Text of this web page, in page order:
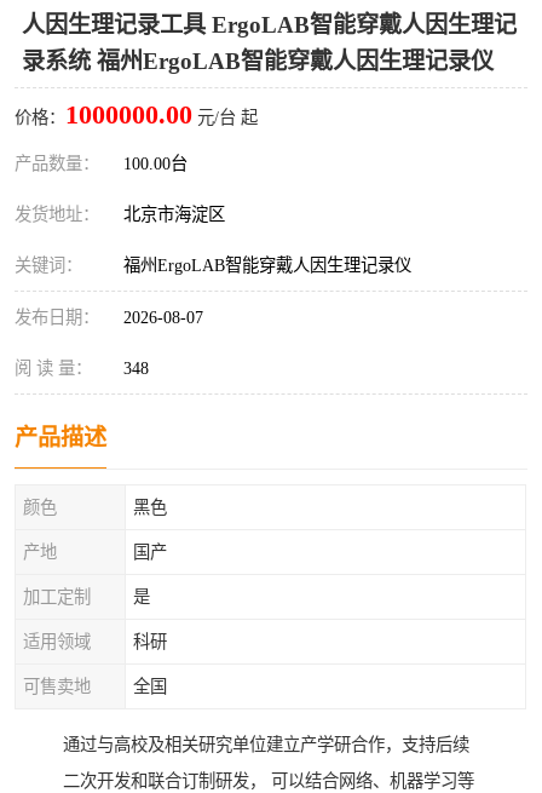
人因生理记录工具 ErgoLAB智能穿戴人因生理记
录系统 福州ErgoLAB智能穿戴人因生理记录仪
价格： 1000000.00 元/台 起
产品数量： 100.00台
发货地址： 北京市海淀区
关键词： 福州ErgoLAB智能穿戴人因生理记录仪
发布日期： 2026-08-07
阅 读 量： 348
产品描述
颜色 黑色
产地 国产
加工定制 是
适用领域 科研
可售卖地 全国
通过与高校及相关研究单位建立产学研合作，支持后续
二次开发和联合订制研发， 可以结合网络、机器学习等